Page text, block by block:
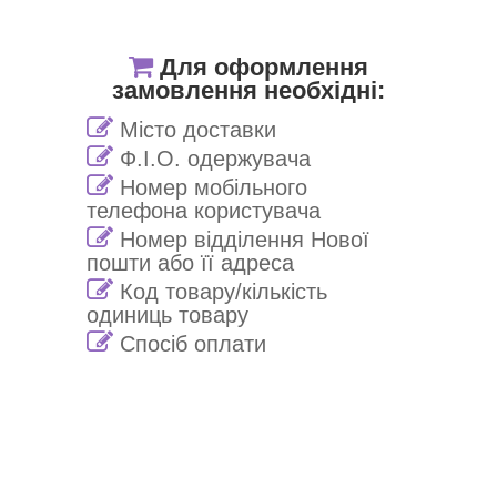
Для оформлення
замовлення необхідні:
Місто доставки
Ф.І.О. одержувача
Номер мобільного
телефона користувача
Номер відділення Нової
пошти або її адреса
Код товару/кількість
одиниць товару
Спосіб оплати